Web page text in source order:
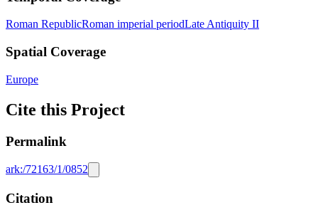
Roman RepublicRoman imperial periodLate Antiquity II
Spatial Coverage
Europe
Cite this Project
Permalink
ark:/72163/1/0852
Citation